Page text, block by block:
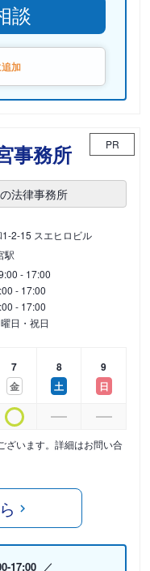
談
追加
事務所 PR
法律事務所
2-15 スエヒロビル
駅
- 17:00
- 17:00
- 17:00
日・祝日
7
金
8
土
9
日
ざいます。詳細はお問い合
17:00